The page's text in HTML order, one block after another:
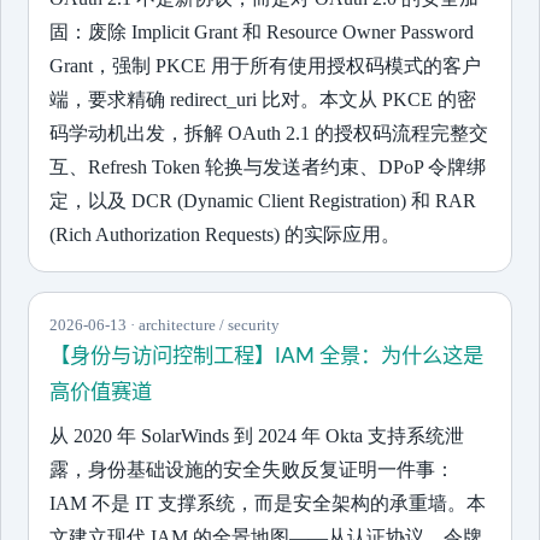
固：废除 Implicit Grant 和 Resource Owner Password
Grant，强制 PKCE 用于所有使用授权码模式的客户
端，要求精确 redirect_uri 比对。本文从 PKCE 的密
码学动机出发，拆解 OAuth 2.1 的授权码流程完整交
互、Refresh Token 轮换与发送者约束、DPoP 令牌绑
定，以及 DCR (Dynamic Client Registration) 和 RAR
(Rich Authorization Requests) 的实际应用。
2026-06-13 · architecture / security
【身份与访问控制工程】IAM 全景：为什么这是
高价值赛道
从 2020 年 SolarWinds 到 2024 年 Okta 支持系统泄
露，身份基础设施的安全失败反复证明一件事：
IAM 不是 IT 支撑系统，而是安全架构的承重墙。本